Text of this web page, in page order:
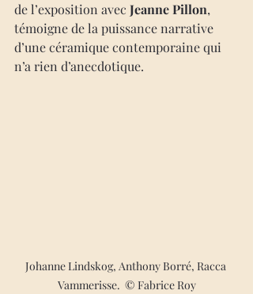
de l’exposition avec Jeanne Pillon,
témoigne de la puissance narrative
d’une céramique contemporaine qui
n’a rien d’anecdotique.
Johanne Lindskog, Anthony Borré, Racca
Vammerisse.  © Fabrice Roy